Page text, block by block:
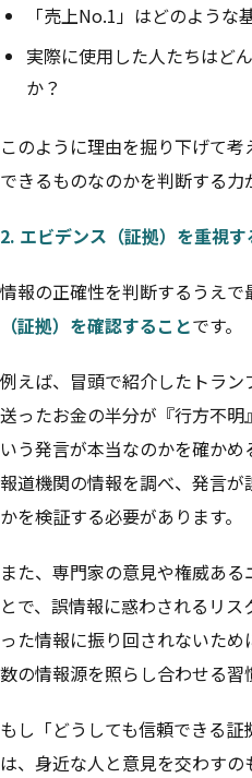
「売上No.1」はどのような
実際に使用した人たちはど
か？
このように理由を掘り下げて
できるものなのかを判断する力
2. エビデンス（証拠）を重視す
情報の正確性を判断するうえで
（証拠）を確認することです。
例えば、冒頭で紹介したトラ
送ったお金の半分が『行方不
いう発言が本当なのかを確か
報道機関の情報を調べ、発言
かを検証する必要があります。
また、専門家の意見や権威あ
とで、誤情報に惑わされるリ
った情報に振り回されないた
数の情報源を照らし合わせる習
もし「どうしても信頼できる
は、身近な人と意見を交わす